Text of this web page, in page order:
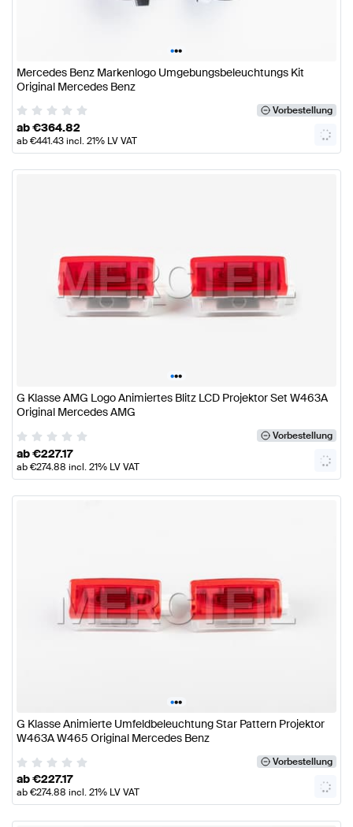
•••
Mercedes Benz Markenlogo Umgebungsbeleuchtungs Kit
Original Mercedes Benz
Vorbestellung
ab€364.82
ab€441.43incl. 21% LV VAT
•••
G Klasse AMG Logo Animiertes Blitz LCD Projektor Set W463A
Original Mercedes AMG
Vorbestellung
ab€227.17
ab€274.88 incl. 21% LV VAT
•••
G Klasse Animierte Umfeldbeleuchtung Star Pattern Projektor
W463A W465 Original Mercedes Benz
Vorbestellung
ab€227.17
ab€274.88 incl. 21% LV VAT